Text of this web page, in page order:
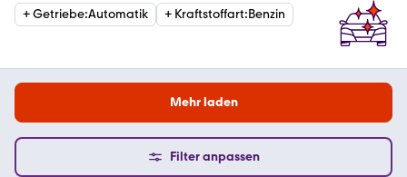
+Getriebe:Automatik + Kraftstoffart:Benzin
Mehr laden
Filter anpassen